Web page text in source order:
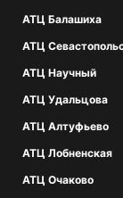
АТЦ Балашиха
АТЦ
АТЦ Научный
АТЦ Удальцова
АТЦ Алтуфьево
АТЦ Лобненская
АТЦ Очаково